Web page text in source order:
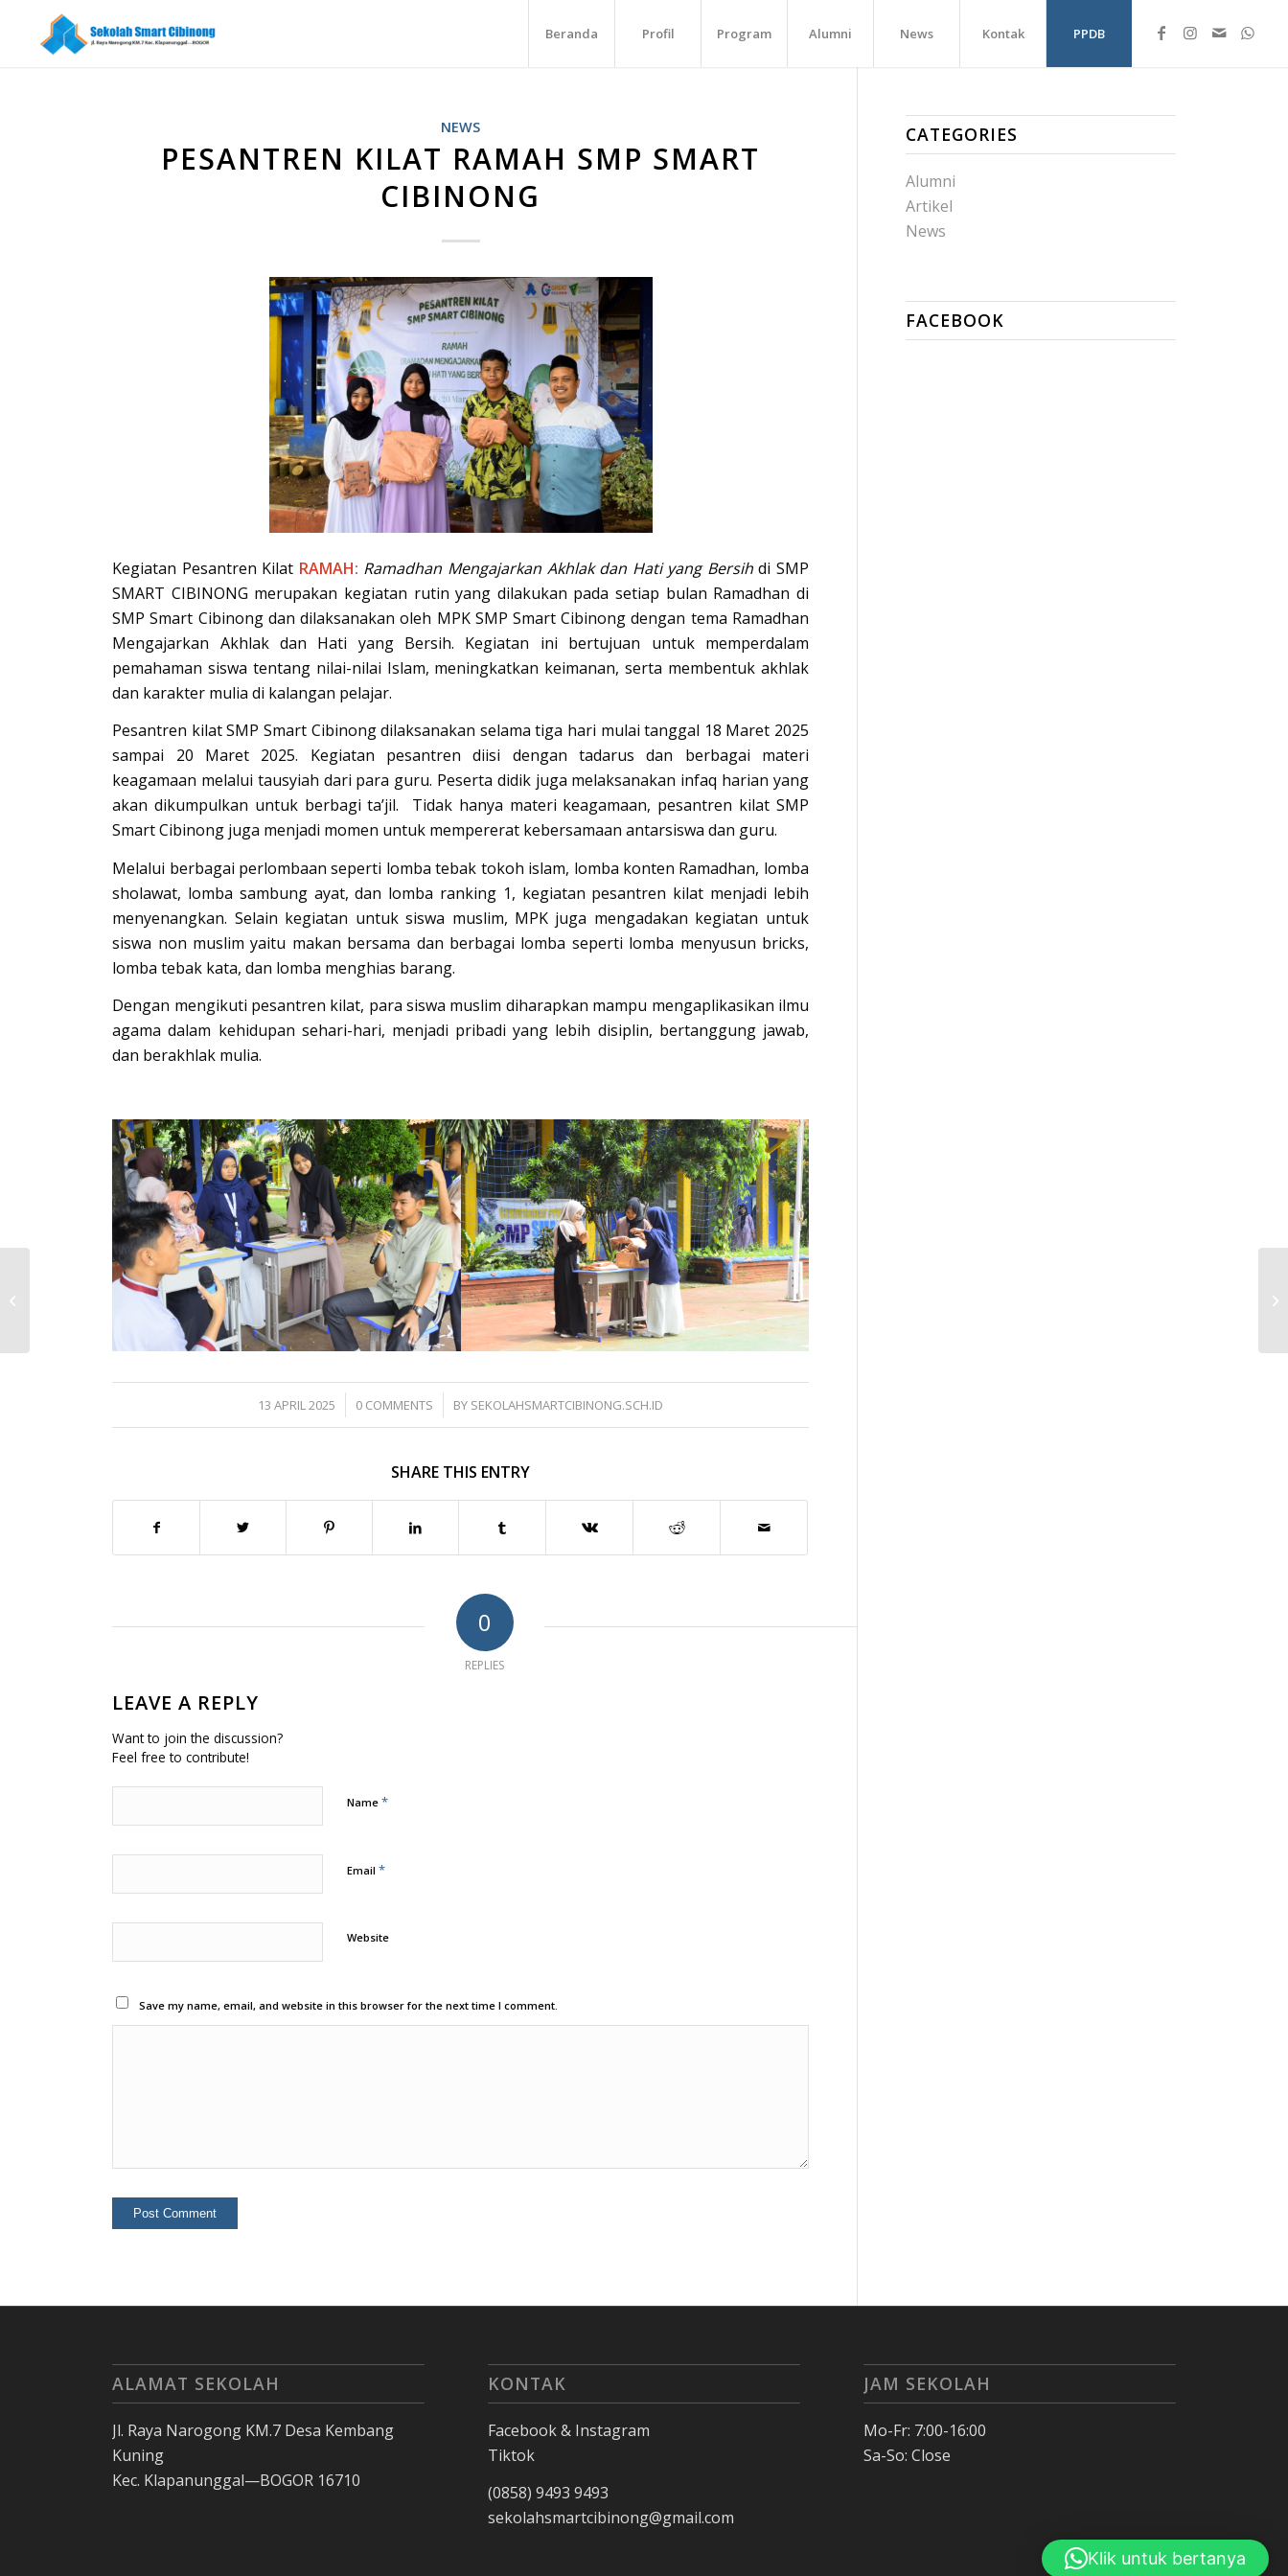
Beranda Profil Program Alumni News Kontak PPDB
NEWS
PESANTREN KILAT RAMAH SMP SMART
CIBINONG
Kegiatan Pesantren Kilat RAMAH: Ramadhan Mengajarkan Akhlak dan Hati yang Bersihdi SMP
SMART CIBINONG merupakan kegiatan rutin yang dilakukan pada setiap bulan Ramadhan di
SMP Smart Cibinong dan dilaksanakan oleh MPK SMP Smart Cibinong dengan tema Ramadhan
Mengajarkan Akhlak dan Hati yang Bersih. Kegiatan ini bertujuan untuk memperdalam
pemahaman siswa tentang nilai-nilai Islam, meningkatkan keimanan, serta membentuk akhlak
dan karakter mulia di kalangan pelajar.
Pesantren kilat SMP Smart Cibinong dilaksanakan selama tiga hari mulai tanggal 18 Maret 2025
sampai 20 Maret 2025. Kegiatan pesantren diisi dengan tadarus dan berbagai materi
keagamaan melalui tausyiah dari para guru. Peserta didik juga melaksanakan infaq harian yang
akan dikumpulkan untuk berbagi ta’jil. Tidak hanya materi keagamaan, pesantren kilat SMP
Smart Cibinong juga menjadi momen untuk mempererat kebersamaan antarsiswa dan guru.
Melalui berbagai perlombaan seperti lomba tebak tokoh islam, lomba konten Ramadhan, lomba
sholawat, lomba sambung ayat, dan lomba ranking 1, kegiatan pesantren kilat menjadi lebih
menyenangkan. Selain kegiatan untuk siswa muslim, MPK juga mengadakan kegiatan untuk
siswa non muslim yaitu makan bersama dan berbagai lomba seperti lomba menyusun bricks,
lomba tebak kata, dan lomba menghias barang.
Dengan mengikuti pesantren kilat, para siswa muslim diharapkan mampu mengaplikasikan ilmu
agama dalam kehidupan sehari-hari, menjadi pribadi yang lebih disiplin, bertanggung jawab,
dan berakhlak mulia.
13 APRIL 2025
/ 0 COMMENTS
/ BY SEKOLAHSMARTCIBINONG.SCH.ID
SHARE THIS ENTRY
0
REPLIES
LEAVE A REPLY
Want to join the discussion?
Feel free to contribute!
Name*
Email*
Website
Save my name, email, and website in this browser for the next time I comment.
CATEGORIES
Alumni
Artikel
News
FACEBOOK
ALAMAT SEKOLAH
Jl. Raya Narogong KM.7 Desa Kembang
Kuning
Kec. Klapanunggal—BOGOR 16710
KONTAK
Facebook & Instagram
Tiktok
(0858) 9493 9493
sekolahsmartcibinong@gmail.com
JAM SEKOLAH
Mo-Fr: 7:00-16:00
Sa-So: Close
Halal Bihalal dan
Laporan SSC Berbagi:
Klik untuk bertanya